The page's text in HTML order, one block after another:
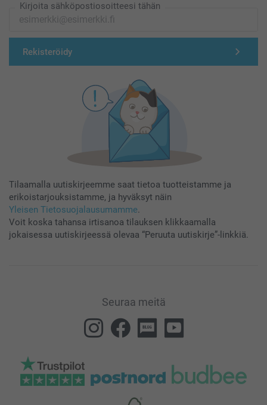
Kirjoita sähköpostiosoitteesi tähän
Rekisteröidy
Tilaamalla uutiskirjeemme saat tietoa tuotteistamme ja
erikoistarjouksistamme, ja hyväksyt näin
Yleisen Tietosuojalausumamme.
Voit koska tahansa irtisanoa tilauksen klikkaamalla
jokaisessa uutiskirjeessä olevaa “Peruuta uutiskirje”-linkkiä.
Seuraa meitä